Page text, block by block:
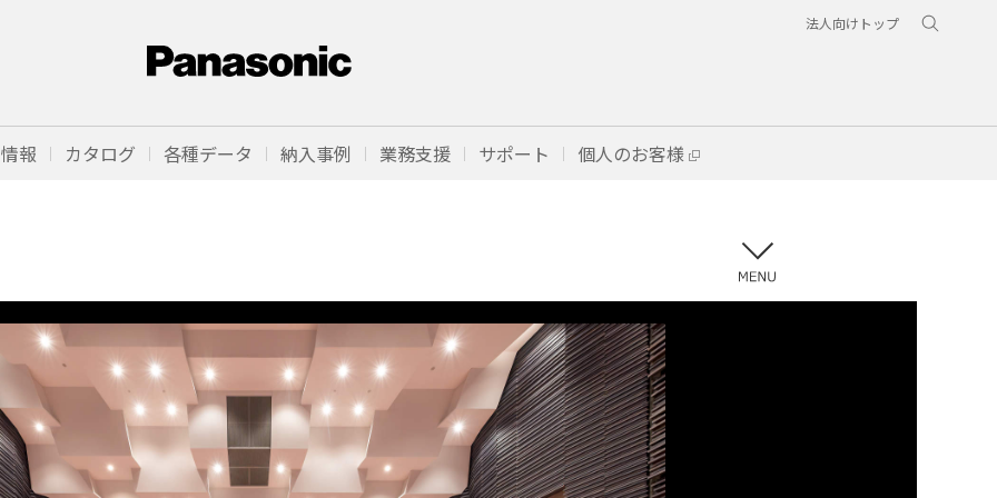
法人向けトップ
報 カタログ 各種データ 納入事例 業務支援 サポート 個人のお客様